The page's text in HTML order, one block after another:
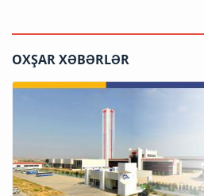
OXŞAR XƏBƏRLƏR